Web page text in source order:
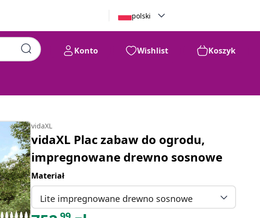
polski
Konto Wishlist Koszyk
vidaXL
vidaXL Plac zabaw do ogrodu,
impregnowane drewno sosnowe
Materiał
Lite impregnowane drewno sosnowe